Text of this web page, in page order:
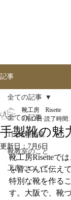
記事
全ての記事
1日体験教室
靴教室のこと
工房について
全ての記事
手製靴の魅
靴工房 Risette
5月13日 読了時間:
更新日： 7月6日
靴工房Risetteで
を皆さんに伝え
特別な靴を作る
す。大阪で、靴